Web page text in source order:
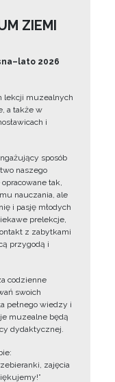
ZIEMI
2026
lekcji muzealnych
a także w
i
sposób
naszego
tak,
nauczania, ale
i pasję młodych
prelekcje,
z zabytkami
przygodą i
codzienne
swoich
pełnego wiedzy i
muzealne będą
dydaktycznej.
zajęcia